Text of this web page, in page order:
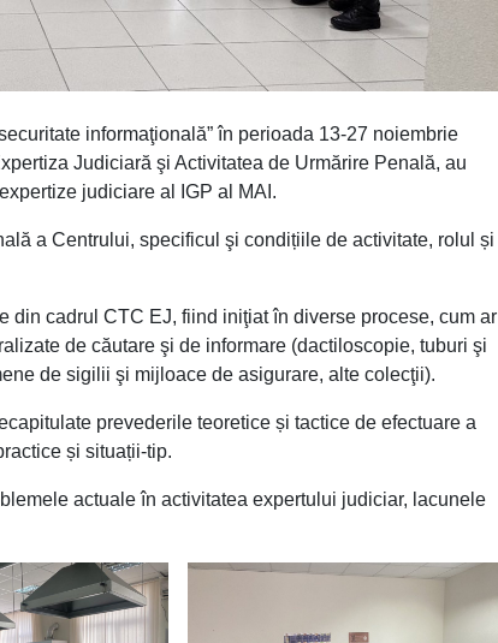
informaţională” în perioada 13-27 noiembrie
Judiciară şi Activitatea de Urmărire Penală, au
judiciare al IGP al MAI.
a Centrului, specificul şi condițiile de activitate, rolul și
din cadrul CTC EJ, fiind iniţiat în diverse procese, cum ar
de căutare şi de informare (dactiloscopie, tuburi şi
de sigilii şi mijloace de asigurare, alte colecţii).
prevederile teoretice și tactice de efectuare a
și situații-tip.
actuale în activitatea expertului judiciar, lacunele